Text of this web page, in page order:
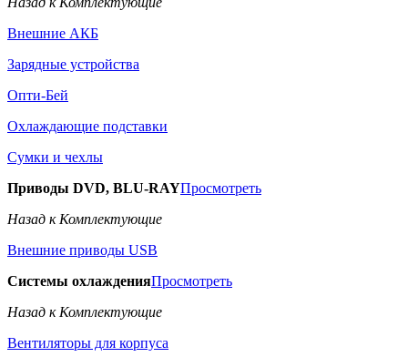
Внешние АКБ
Зарядные устройства
Опти-Бей
Охлаждающие подставки
Сумки и чехлы
Приводы DVD, BLU-RAYПросмотреть
Назад к Комплектующие
Внешние приводы USB
Системы охлажденияПросмотреть
Назад к Комплектующие
Вентиляторы для корпуса